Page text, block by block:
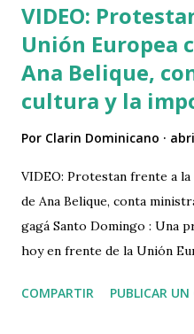
VIDEO:
Unión Europea
Ana Belique,
cultura y la
Por Clarin Dominicano
VIDEO: Protestan frente a
de Ana Belique, conta
gagá Santo Domingo : Una
hoy en frente de la Unión
Belique tenía previsto
COMPARTIR PUBLICAR